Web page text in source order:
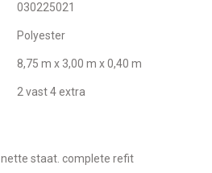
030225021
Polyester
8,75 m x 3,00 m x 0,40 m
2 vast 4 extra
nette staat. complete refit